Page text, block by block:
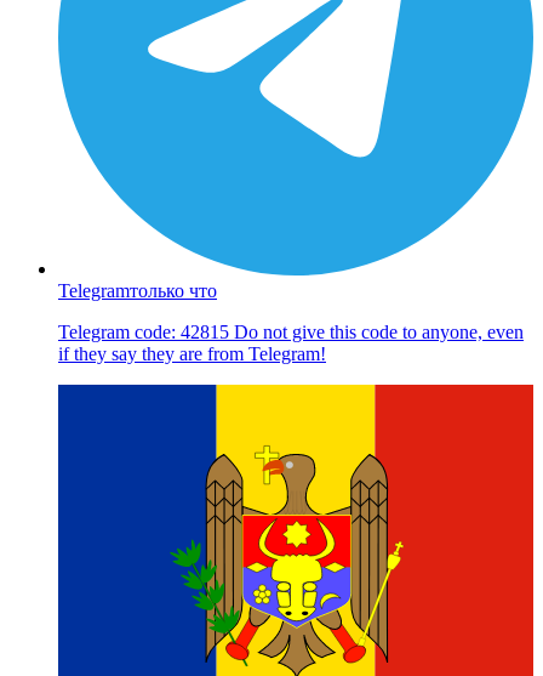
Telegramтолько что
Telegram code: 42815 Do not give this code to anyone, even
if they say they are from Telegram!